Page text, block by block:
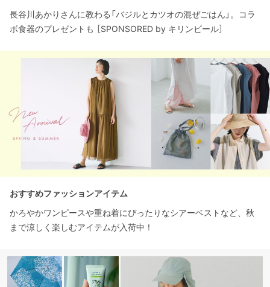
長谷川あかりさんに教わる「バジルとカツオの混ぜごはん」。コラ
ボ食器のプレゼントも ［SPONSORED by キリンビール］
おすすめファッションアイテム
かろやかワンピースや重ね着にぴったりなシアーベストなど、秋
まで涼しく楽しむアイテムが入荷中！